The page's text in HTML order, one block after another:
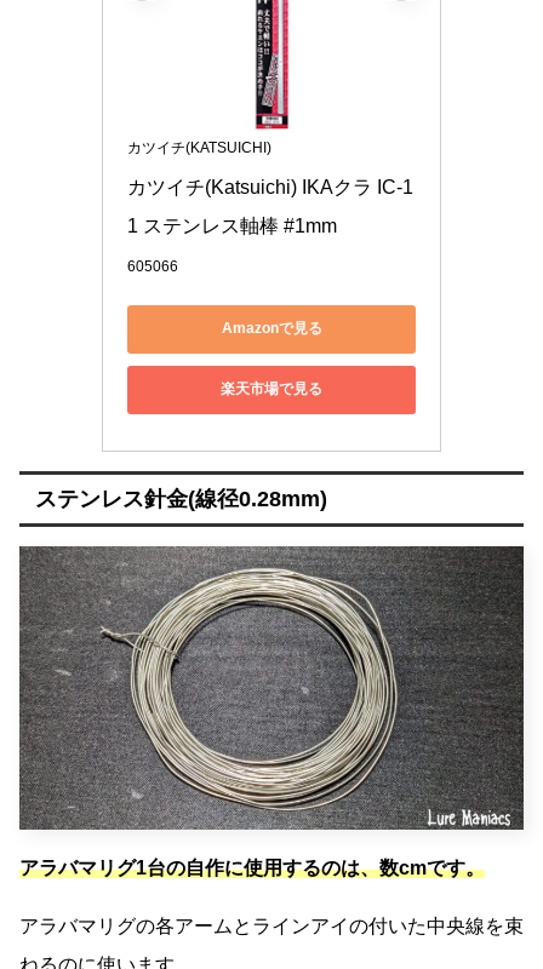
カツイチ(KATSUICHI)
カツイチ(Katsuichi) IKAクラ IC-1
1 ステンレス軸棒 #1mm
605066
Amazonで見る
楽天市場で見る
ステンレス針金(線径0.28mm)
アラバマリグ1台の自作に使用するのは、数cmです。
アラバマリグの各アームとラインアイの付いた中央線を束
ねるのに使います。